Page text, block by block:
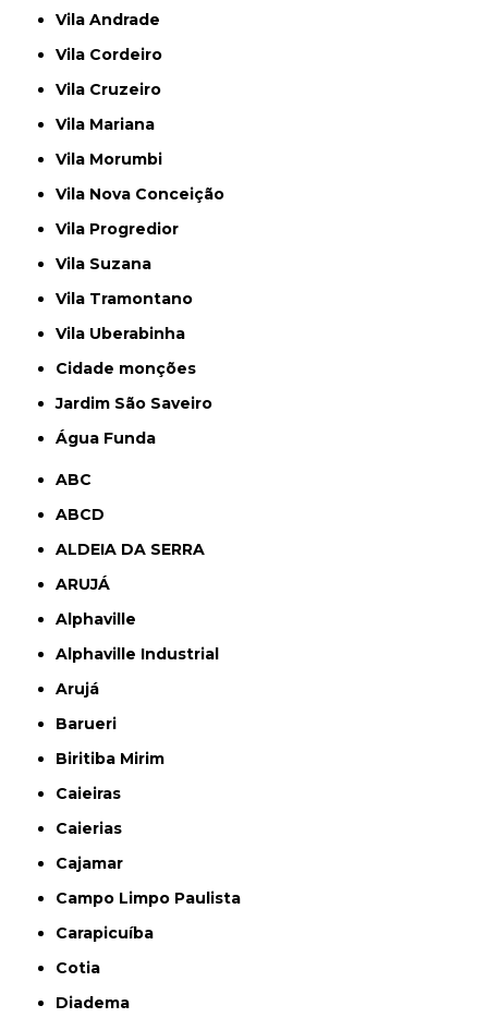
Vila Andrade
Vila Cordeiro
Vila Cruzeiro
Vila Mariana
Vila Morumbi
Vila Nova Conceição
Vila Progredior
Vila Suzana
Vila Tramontano
Vila Uberabinha
cidade monções
jardim São Saveiro
Água Funda
ABC
ABCD
ALDEIA DA SERRA
ARUJÁ
Alphaville
Alphaville Industrial
Arujá
Barueri
Biritiba Mirim
Caieiras
Caierias
Cajamar
Campo Limpo Paulista
Carapicuíba
Cotia
Diadema